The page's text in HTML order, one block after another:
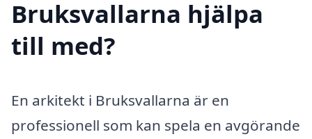
Bruksvallarna hjälpa
till med?
En arkitekt i Bruksvallarna är en
professionell som kan spela en avgörande